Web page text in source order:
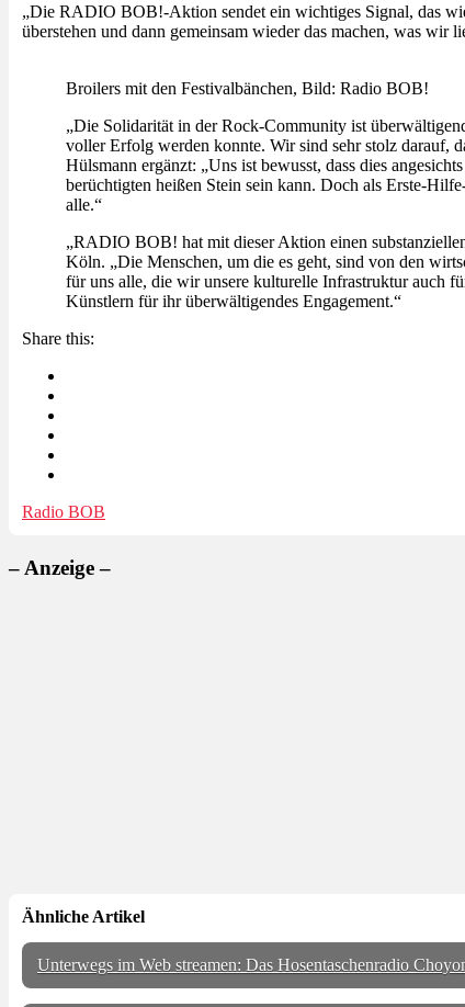
„Die RADIO BOB!-Aktion sendet ein wichtiges Signal, das
überstehen und dann gemeinsam wieder das machen, was
Broilers mit den Festivalbänchen, Bild: Radio BOB!
„Die Solidarität in der Rock-Community ist
voller Erfolg werden konnte. Wir sind sehr stolz darauf,
Hülsmann ergänzt: „Uns ist bewusst, dass dies
berüchtigten heißen Stein sein kann. Doch als Erste-
alle.“
„RADIO BOB! hat mit dieser Aktion einen
Köln. „Die Menschen, um die es geht, sind von den
für uns alle, die wir unsere kulturelle Infrastruktur auch
Künstlern für ihr überwältigendes Engagement.“
Share this:
Radio BOB
– Anzeige –
Ähnliche Artikel
Unterwegs im Web streamen: Das Hosentaschenradio